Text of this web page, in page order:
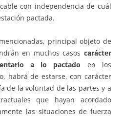
con independencia de cuál
pactada.
principal objeto de
en muchos casos carácter
a lo pactado en los
habrá de estarse, con carácter
de la voluntad de las partes y a
que hayan acordado
las situaciones de fuerza